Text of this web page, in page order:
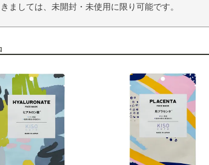
ましては、未開封・未使用に限り可能です。